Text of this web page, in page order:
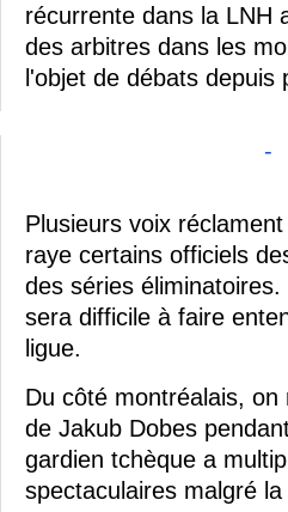
récurrente dans la LNH
des arbitres dans les
l'objet de débats depuis
-
Plusieurs voix
raye certains officiels
des séries
sera difficile à faire
ligue.
Du côté montréalais,
de Jakub Dobes
gardien tchèque a
spectaculaires malgré